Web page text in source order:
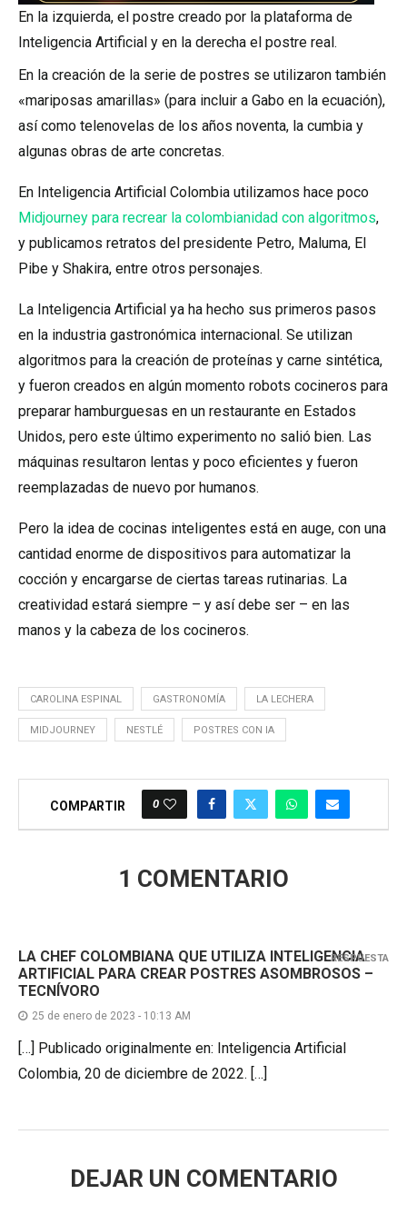
En la izquierda, el postre creado por la plataforma de
Inteligencia Artificial y en la derecha el postre real.
En la creación de la serie de postres se utilizaron también
«mariposas amarillas» (para incluir a Gabo en la ecuación),
así como telenovelas de los años noventa, la cumbia y
algunas obras de arte concretas.
En Inteligencia Artificial Colombia utilizamos hace poco
Midjourney para recrear la colombianidad con algoritmos,
y publicamos retratos del presidente Petro, Maluma, El
Pibe y Shakira, entre otros personajes.
La Inteligencia Artificial ya ha hecho sus primeros pasos
en la industria gastronómica internacional. Se utilizan
algoritmos para la creación de proteínas y carne sintética,
y fueron creados en algún momento robots cocineros para
preparar hamburguesas en un restaurante en Estados
Unidos, pero este último experimento no salió bien. Las
máquinas resultaron lentas y poco eficientes y fueron
reemplazadas de nuevo por humanos.
Pero la idea de cocinas inteligentes está en auge, con una
cantidad enorme de dispositivos para automatizar la
cocción y encargarse de ciertas tareas rutinarias. La
creatividad estará siempre – y así debe ser – en las
manos y la cabeza de los cocineros.
CAROLINA ESPINAL GASTRONOMÍA LA LECHERA
MIDJOURNEY NESTLÉ POSTRES CON IA
COMPARTIR 0
1 COMENTARIO
LA CHEF COLOMBIANA QUE UTILIZA INTELIGENCIA
ARTIFICIAL PARA CREAR POSTRES ASOMBROSOS –
TECNÍVORO
25 de enero de 2023 - 10:13 AM
[…] Publicado originalmente en: Inteligencia Artificial
Colombia, 20 de diciembre de 2022. […]
RESPUESTA
DEJAR UN COMENTARIO